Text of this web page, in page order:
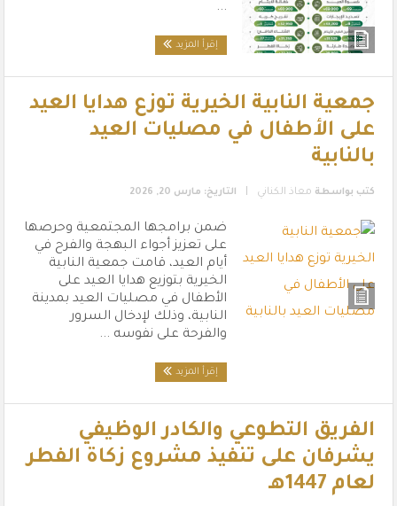
...
إقرأ المزيد
جمعية النابية الخيرية توزع هدايا العيد
على الأطفال في مصليات العيد
بالنابية
كتب بواسطة معاذ الكناني التاريخ: مارس 20, 2026
ضمن برامجها المجتمعية وحرصها
على تعزيز أجواء البهجة والفرح في
أيام العيد، قامت جمعية النابية
الخيرية بتوزيع هدايا العيد على
الأطفال في مصليات العيد بمدينة
النابية، وذلك لإدخال السرور
والفرحة على نفوسه ...
إقرأ المزيد
الفريق التطوعي والكادر الوظيفي
يشرفان على تنفيذ مشروع زكاة الفطر
لعام 1447هـ